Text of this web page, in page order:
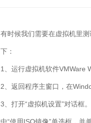
有时候我们需要在虚拟机里
下：
1、运行虚拟机软件VMWare
2、返回程序主窗口，在
3、打开“虚拟机设置”对话框